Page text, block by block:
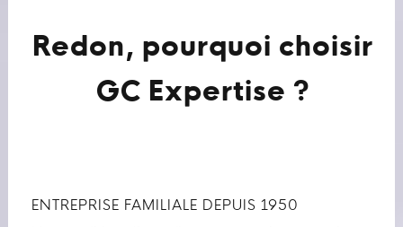
Redon, pourquoi choisir
GC Expertise ?
ENTREPRISE FAMILIALE DEPUIS 1950